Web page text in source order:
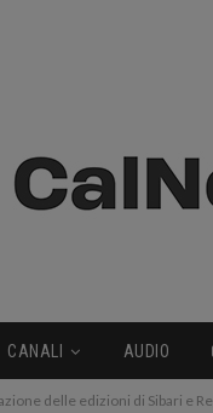
CANALI AUDIO
delle edizioni di Sibari e